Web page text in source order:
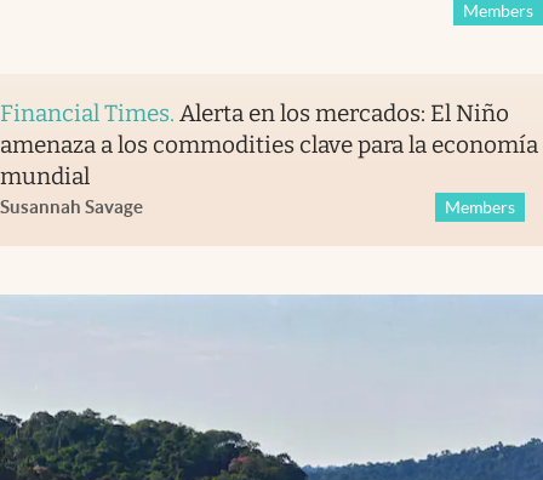
Members
Financial Times. Alerta en los mercados: El Niño
amenaza a los commodities clave para la economía
mundial
Susannah Savage Members